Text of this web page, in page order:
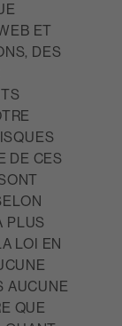
ET
DES
DE CES
PLUS
LOI EN
AUCUNE
QUE